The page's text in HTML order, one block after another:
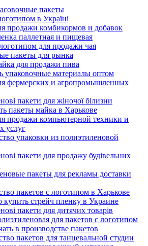
пакеты
в Україні
продажи комбикормов и добавок
паллетная и пищевая
для продажи чая
пакеты для рынка
для продажи пива
упаковочные материалы оптом
фермерских и агропромышленных
пакети для жіночої білизни
пакеты майка в Харькове
продажи компьютерной техники и
услуг
упаковки из полиэтиленовой
пакети для продажу будівельних
пакеты для рекламы доставки
пакетов с логотипом в Харькове
купить стрейч пленку в Украине
пакети для дитячих товарів
для пакетов с логотипом
в производстве пакетов
пакетов для танцевальной студии